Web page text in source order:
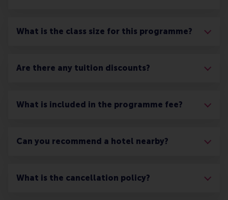
What is the class size for this programme?
Are there any tuition discounts?
What is included in the programme fee?
Can you recommend a hotel nearby?
What is the cancellation policy?